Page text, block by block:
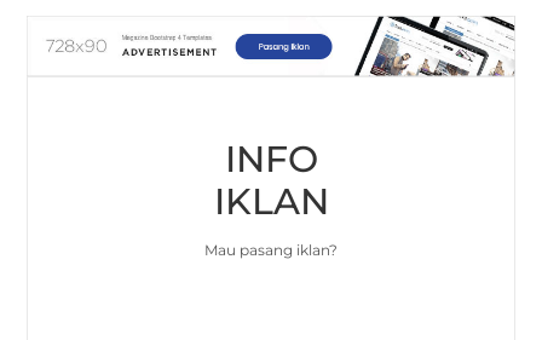
INFO
IKLAN
Mau pasang iklan?